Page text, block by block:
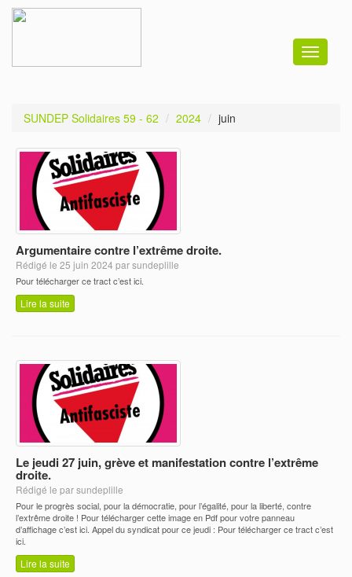
Toggle
SUNDEP Solidaires 59 - 62 2024 juin
Argumentaire contre l’extrême droite.
Rédigé le 25 juin 2024 par sundeplille
Pour télécharger ce tract c’est ici.
Lire la suite
Le jeudi 27 juin, grève et manifestation contre l’extrême
droite.
Rédigé le par sundeplille
Pour le progrès social, pour la démocratie, pour l’égalité, pour la liberté, contre
l’extrême droite ! Pour télécharger cette image en Pdf pour votre panneau
d’affichage c’est ici. Appel du syndicat pour ce jeudi : Pour télécharger ce tract c’est
ici.
Lire la suite